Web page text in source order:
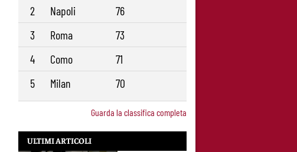
2
Napoli
76
3
Roma
73
4
Como
71
5
Milan 70
Guarda la classifica completa
ULTIMI ARTICOLI